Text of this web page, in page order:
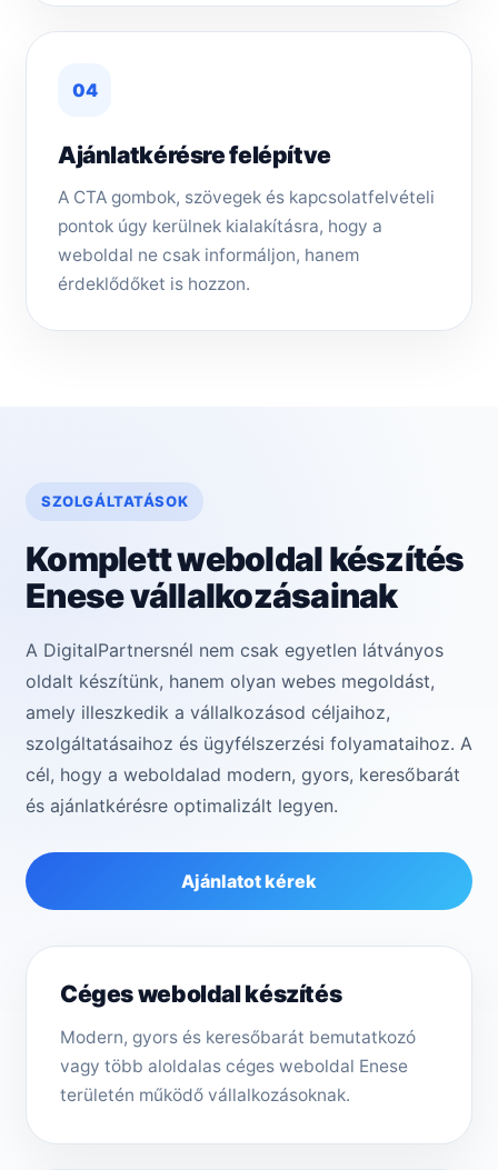
04
Ajánlatkérésre felépítve
A CTA gombok, szövegek és kapcsolatfelvételi
pontok úgy kerülnek kialakításra, hogy a
weboldal ne csak informáljon, hanem
érdeklődőket is hozzon.
SZOLGÁLTATÁSOK
Komplett weboldal készítés
Enese vállalkozásainak
A DigitalPartnersnél nem csak egyetlen látványos
oldalt készítünk, hanem olyan webes megoldást,
amely illeszkedik a vállalkozásod céljaihoz,
szolgáltatásaihoz és ügyfélszerzési folyamataihoz. A
cél, hogy a weboldalad modern, gyors, keresőbarát
és ajánlatkérésre optimalizált legyen.
Ajánlatot kérek
Céges weboldal készítés
Modern, gyors és keresőbarát bemutatkozó
vagy több aloldalas céges weboldal Enese
területén működő vállalkozásoknak.